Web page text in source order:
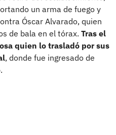
un arma de fuego y
Óscar Alvarado, quien
de bala en el tórax. Tras el
quien lo trasladó por sus
, donde fue ingresado de